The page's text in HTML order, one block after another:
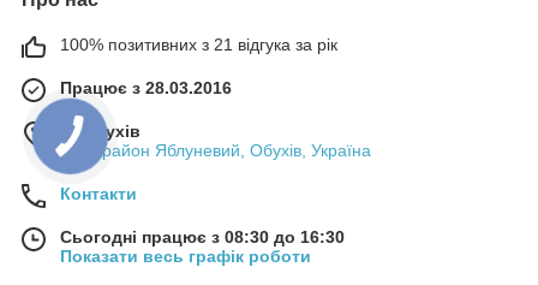
100% позитивних з 21 відгука за рік
Працює з 28.03.2016
м. Обухів
мікрорайон Яблуневий, Обухів, Україна
Контакти
Сьогодні працює з 08:30 до 16:30
Показати весь графік роботи